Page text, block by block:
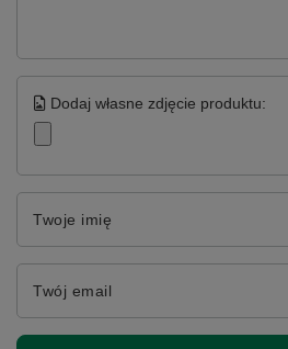
Dodaj własne zdjęcie produktu:
Twoje imię
Twój email